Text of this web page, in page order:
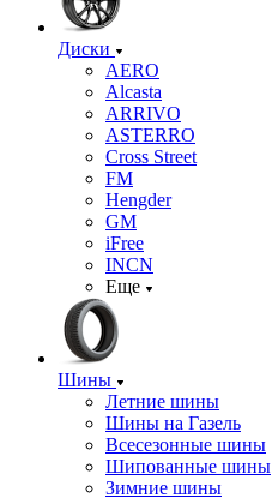
Диски
AERO
Alcasta
ARRIVO
ASTERRO
Cross Street
FM
Hengder
GM
iFree
INCN
Еще
Шины
Летние шины
Шины на Газель
Всесезонные шины
Шипованные шины
Зимние шины